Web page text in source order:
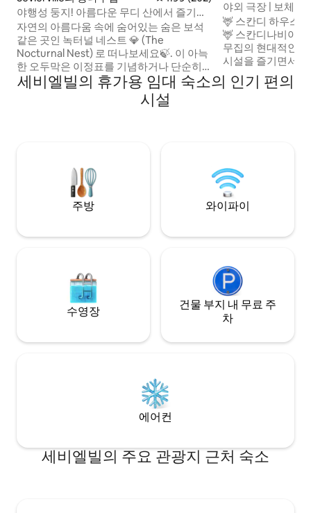
야행성 둥지! 아름다운 무디 산에서 즐기는
휴식!
자연의 아름다움 속에 숨어있는 숨은 보석
같은 곳인 녹터널 네스트 💎 (The
Nocturnal Nest) 로 떠나보세요🍃. 이 아늑
한 오두막은 이정표를 기념하거나 단순히
재미를 위해 사랑새를 위한 목가적인 탈출
을 제공합니다🥰! 개인 극장, 화덕🍹🏝️, 온
수 욕조, 바비큐 그릴이 있는 넓은 야외 파티
24분 🌲 오베르 스키 산까지📍 30분 🏂⛷️
야외 극장 | 보체 |
한적한 위치
🦌 스칸디 하우스
🦌 스칸디나비아에서 영감을 받은 이 통나
무집의 현대적인
시설을 즐기면서
서 휴식을 취해보
에 새로 지어졌으
바, 독서 공간을 추
세비엘빌의 휴가용 임대 숙소의 인기 편의
시설
주방 와이파이
수영장
건물 부지 내 무료 주
차
에어컨
세비엘빌의 주요 관광지 근처 숙소